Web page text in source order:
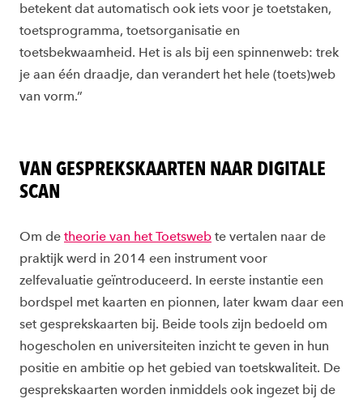
betekent dat automatisch ook iets voor je toetstaken,
toetsprogramma, toetsorganisatie en
toetsbekwaamheid. Het is als bij een spinnenweb: trek
je aan één draadje, dan verandert het hele (toets)web
van vorm.”
VAN GESPREKSKAARTEN NAAR DIGITALE
SCAN
Om de theorie van het Toetsweb te vertalen naar de
praktijk werd in 2014 een instrument voor
zelfevaluatie geïntroduceerd. In eerste instantie een
bordspel met kaarten en pionnen, later kwam daar een
set gesprekskaarten bij. Beide tools zijn bedoeld om
hogescholen en universiteiten inzicht te geven in hun
positie en ambitie op het gebied van toetskwaliteit. De
gesprekskaarten worden inmiddels ook ingezet bij de